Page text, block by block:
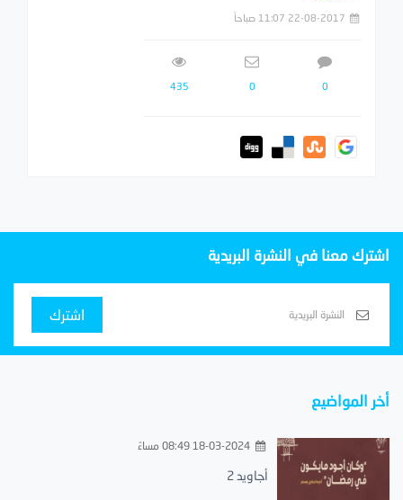
22-08-2017 11:07 صباحاً
0
0
435
اشترك معنا في النشرة البريدية
اشترك
أخر المواضيع
18-03-2024 08:49 مساءً
أجاويد 2